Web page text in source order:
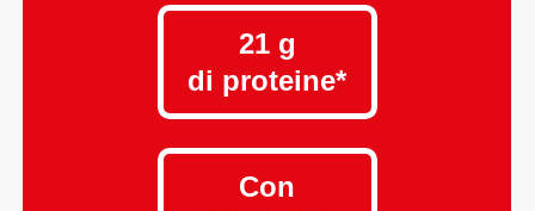
21 g
di proteine*
Con